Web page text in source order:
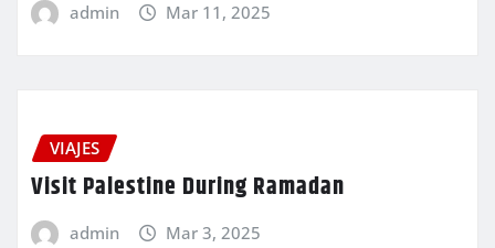
admin Mar 11, 2025
VIAJES
Visit Palestine During Ramadan
admin Mar 3, 2025